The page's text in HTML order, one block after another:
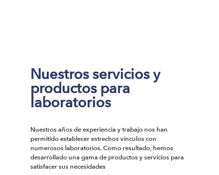
Nuestros servicios y
productos para
laboratorios
Nuestros años de experiencia y trabajo nos han
permitido establecer estrechos vínculos con
numerosos laboratorios. Como resultado, hemos
desarrollado una gama de productos y servicios para
satisfacer sus necesidades